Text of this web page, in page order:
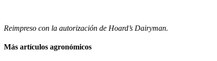
Reimpreso con la autorización de Hoard’s Dairyman.
Más artículos agronómicos